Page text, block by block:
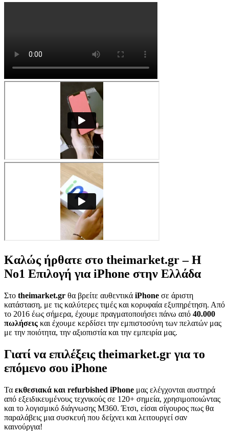
Καλώς ήρθατε στο theimarket.gr – Η
Νο1 Επιλογή για iPhone στην Ελλάδα
Στο theimarket.gr θα βρείτε αυθεντικά iPhone σε άριστη
κατάσταση, με τις καλύτερες τιμές και κορυφαία εξυπηρέτηση. Από
το 2016 έως σήμερα, έχουμε πραγματοποιήσει πάνω από 40.000
πωλήσεις και έχουμε κερδίσει την εμπιστοσύνη των πελατών μας
με την ποιότητα, την αξιοπιστία και την εμπειρία μας.
Γιατί να επιλέξεις theimarket.gr για το
επόμενο σου iPhone
Τα εκθεσιακά και refurbished iPhone μας ελέγχονται αυστηρά
από εξειδικευμένους τεχνικούς σε 120+ σημεία, χρησιμοποιώντας
και το λογισμικό διάγνωσης M360. Έτσι, είσαι σίγουρος πως θα
παραλάβεις μια συσκευή που δείχνει και λειτουργεί σαν
καινούργια!